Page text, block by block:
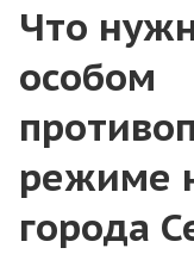
Что
особом
режиме
города